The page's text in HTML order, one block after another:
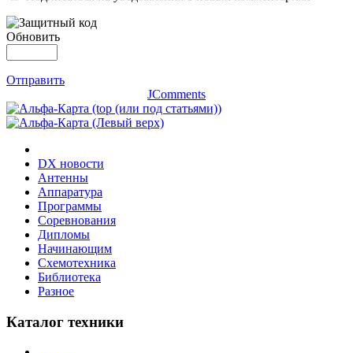
Обновить
Отправить
JComments
DX новости
Антенны
Аппаратура
Программы
Соревнования
Дипломы
Начинающим
Схемотехника
Библиотека
Разное
Каталог техники